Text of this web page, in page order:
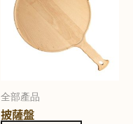
全部產品
披薩盤